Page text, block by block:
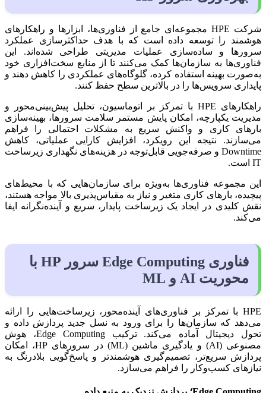
شرکت HPE مجموعه‌ای جامع از فناوری‌ها، ابزارها و راهکارهای
هوشمند را توسعه داده است که با هدف حداکثرسازی عملکرد
سرورها و ساده‌سازی عملیات مدیریتی طراحی شده‌اند. این
فناوری‌ها به سازمان‌ها کمک می‌کنند تا از منابع سخت‌افزاری خود
به‌صورت بهینه استفاده کرده، گلوگاه‌های عملکردی را کاهش دهند و
پایداری سرویس‌ها را در بالاترین سطح حفظ کنند.
راهکارهای HPE با تمرکز بر اتوماسیون، تحلیل پیش‌بینی‌محور و
مدیریت یکپارچه، امکان پایش مستمر سلامت سرورها، بهینه‌سازی
بارهای کاری و واکنش سریع به مشکلات احتمالی را فراهم
می‌سازند. نتیجه این رویکرد، افزایش کارایی عملیاتی، کاهش
Downtime و صرفه‌جویی قابل‌توجه در هزینه‌های نگهداری زیرساخت
IT است.
این مجموعه فناوری‌ها به‌ویژه برای سازمان‌هایی که با محیط‌های
پیچیده، بارهای کاری متغیر و نیاز به مقیاس‌پذیری بالا مواجه هستند،
نقش کلیدی در ایجاد یک زیرساخت پایدار، سریع و آینده‌نگرانه ایفا
می‌کند.
فناوری Edge Computing سرور HP با
محوریت AI و ML
HPE با تمرکز بر فناوری‌های آینده‌محور، زیرساخت‌هایی را ارائه
می‌دهد که سازمان‌ها را برای ورود به نسل جدید پردازش داده و
تحول دیجیتال آماده می‌کند. ترکیب Edge Computing، هوش
مصنوعی (AI) و یادگیری ماشین (ML) در سرورهای HP، امکان
پردازش سریع‌تر، تصمیم‌گیری هوشمندتر و پاسخ‌گویی بلادرنگ به
نیازهای کسب‌وکار را فراهم می‌سازد.